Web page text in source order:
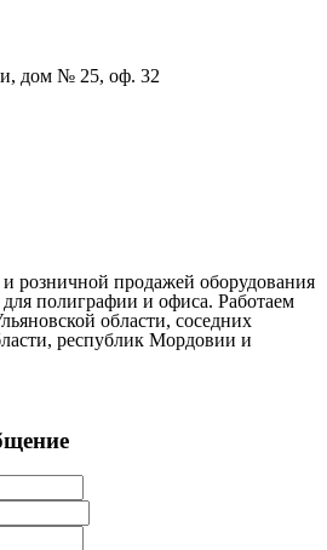
дом № 25, оф. 32
розничной продажей оборудования
полиграфии и офиса. Работаем
области, соседних
республик Мордовии и